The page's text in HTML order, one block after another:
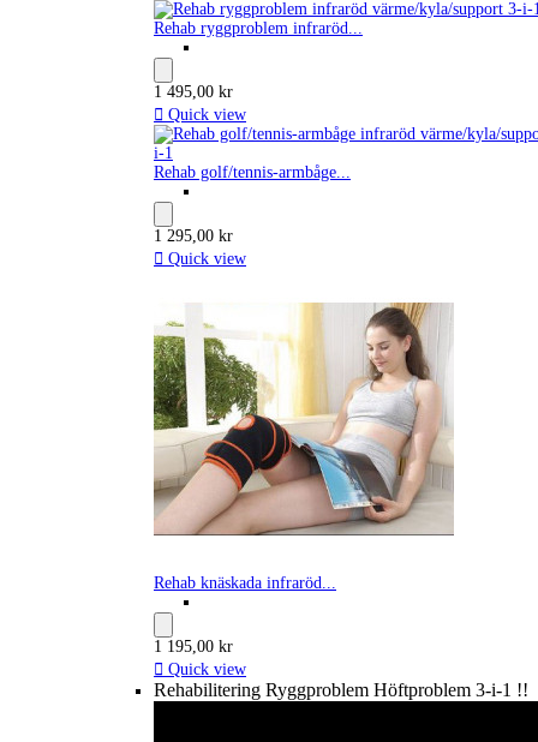
Rehab ryggproblem infraröd...
1 495,00 kr
 Quick view
Rehab golf/tennis-armbåge...
1 295,00 kr
 Quick view
Rehab knäskada infraröd...
1 195,00 kr
 Quick view
Rehabilitering Ryggproblem Höftproblem 3-i-1 !!